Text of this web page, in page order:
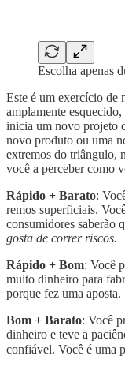
Escolha apenas
Este é um exercício de
amplamente
inicia um novo projeto
novo produto ou uma
extremos do triângulo,
você a perceber como
Rápido + Barato:
remos superficiais.
consumidores saberão
gosta de correr riscos.
Rápido + Bom: Você
muito dinheiro para
porque fez uma aposta.
Bom + Barato: Você
dinheiro e teve a
confiável. Você é uma